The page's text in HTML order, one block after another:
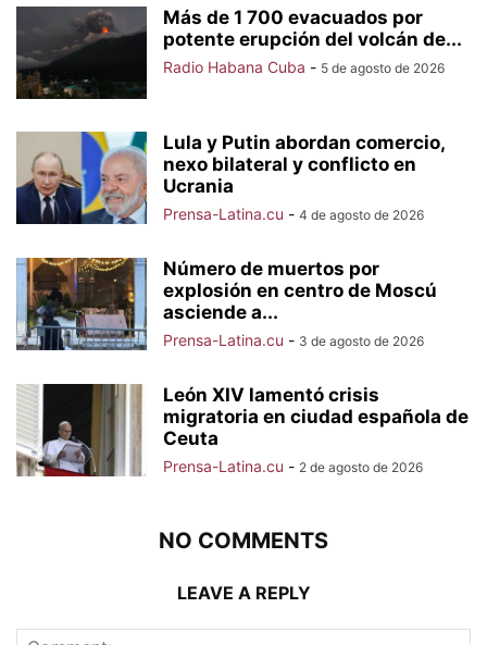
Más de 1 700 evacuados por
potente erupción del volcán de...
Radio Habana Cuba - 5 de agosto de 2026
Lula y Putin abordan comercio,
nexo bilateral y conflicto en
Ucrania
Prensa-Latina.cu - 4 de agosto de 2026
Número de muertos por
explosión en centro de Moscú
asciende a...
Prensa-Latina.cu - 3 de agosto de 2026
León XIV lamentó crisis
migratoria en ciudad española de
Ceuta
Prensa-Latina.cu - 2 de agosto de 2026
NO COMMENTS
LEAVE A REPLY